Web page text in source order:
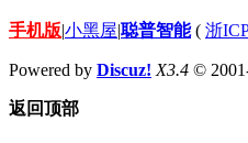
手机版|小黑屋|聪普智能( 浙
Powered by Discuz! X3.4 ©
返回顶部